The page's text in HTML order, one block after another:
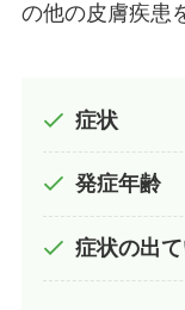
の他の皮膚疾患
症状
発症年齢
症状の出